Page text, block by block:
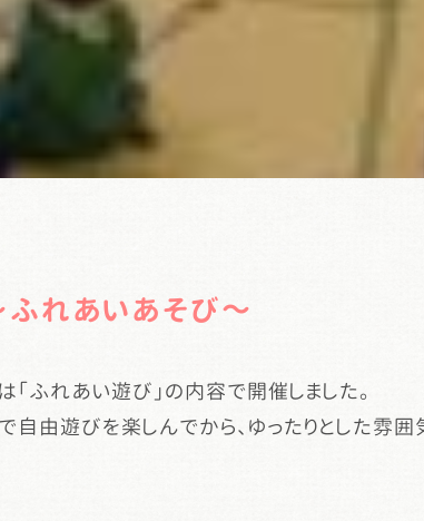
ふれあいあそび～
ふれあい遊び」の内容で開催しました。
自由遊びを楽しんでから、ゆったりとした雰囲